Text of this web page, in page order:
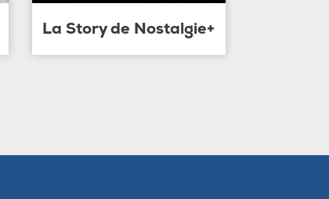
La Story de Nostalgie+